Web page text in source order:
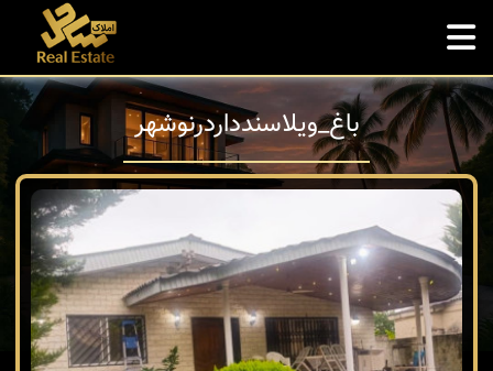
باغ_ويلاسندداردرنوشهر